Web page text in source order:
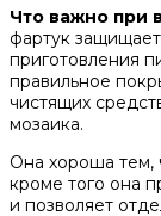
Что важно при
фартук
приготовления
правильное
чистящих
мозаика.
Она хороша тем,
кроме того она
и позволяет